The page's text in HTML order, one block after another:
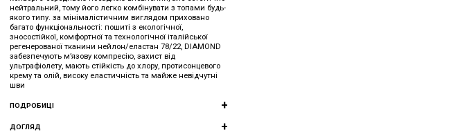
нейтральний, тому його легко комбінувати з топами будь-
якого типу. за мінімалістичним виглядом приховано
багато функціональності: пошиті з екологічної,
зносостійкої, комфортної та технологічної італійської
регенерованої тканини нейлон/еластан 78/22, DIAMOND
забезпечують м’язову компресію, захист від
ультрафіолету, мають стійкість до хлору, протисонцевого
крему та олій, високу еластичність та майже невідчутні
шви
ПОДРОБИЦІ
ДОГЛЯД